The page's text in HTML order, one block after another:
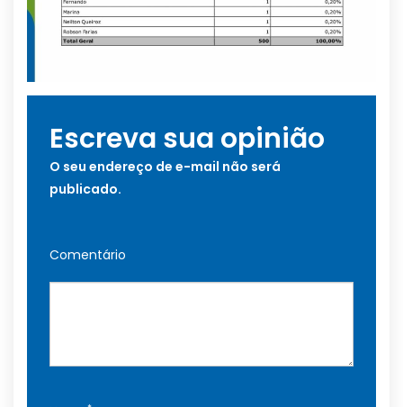
Escreva sua opinião
O seu endereço de e-mail não será
publicado.
Comentário